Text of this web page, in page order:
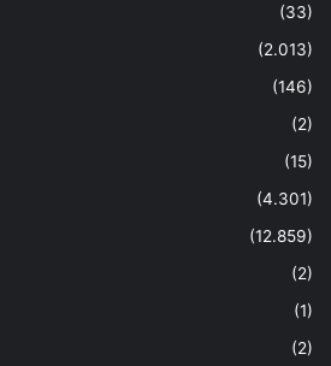
(33)
(2.013)
(146)
(2)
(15)
(4.301)
(12.859)
(2)
(1)
(2)